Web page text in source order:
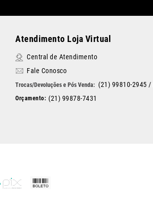
Atendimento Loja Virtual
Central de Atendimento
Fale Conosco
(21) 99810-2945 /
(21) 99878-7431